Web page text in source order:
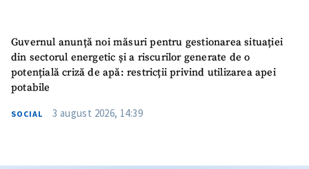
Guvernul anunță noi măsuri pentru gestionarea situației
din sectorul energetic și a riscurilor generate de o
potențială criză de apă: restricții privind utilizarea apei
potabile
SOCIAL 3 august 2026, 14:39